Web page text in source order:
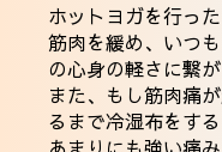
ホットヨガを行っ
筋肉を緩め、いつ
の心身の軽さに繋が
また、もし筋肉痛
るまで冷湿布をす